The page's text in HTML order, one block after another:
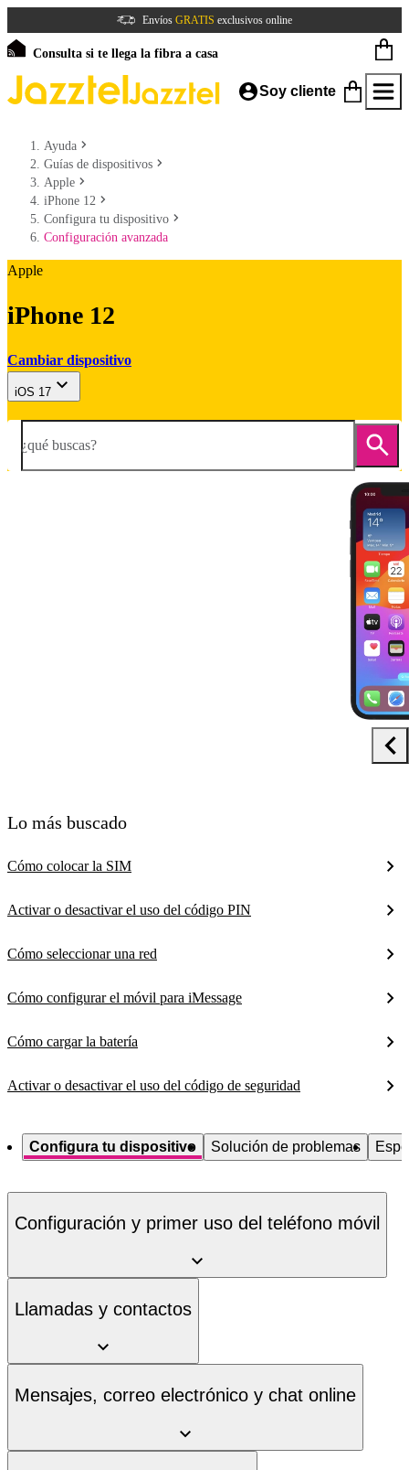
Envíos GRATIS exclusivos online
Consulta si te llega la fibra a casa
Soy cliente
Ayuda
Guías de dispositivos
Apple
iPhone 12
Configura tu dispositivo
Configuración avanzada
Apple
iPhone 12
Cambiar dispositivo
iOS 17
¿qué buscas?
Lo más buscado
Cómo colocar la SIM
Activar o desactivar el uso del código PIN
Cómo seleccionar una red
Cómo configurar el móvil para iMessage
Cómo cargar la batería
Activar o desactivar el uso del código de seguridad
Configura tu dispositivo Solución de problemas
Configuración y primer uso del teléfono móvil
Llamadas y contactos
Mensajes, correo electrónico y chat online